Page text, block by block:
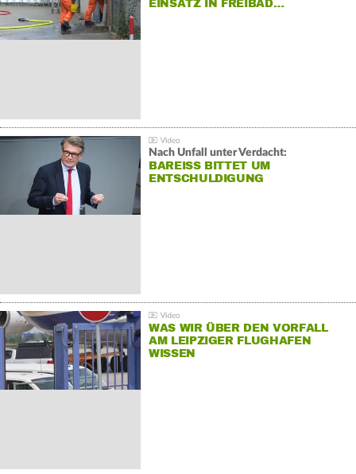
EINSATZ IN FREIBAD…
Nach Unfall unter Verdacht:
BAREISS BITTET UM E
NTSCHULDIGUNG
WAS WIR ÜBER DEN VORFALL
AM LEIPZIGER FLUGHAFEN
WISSEN